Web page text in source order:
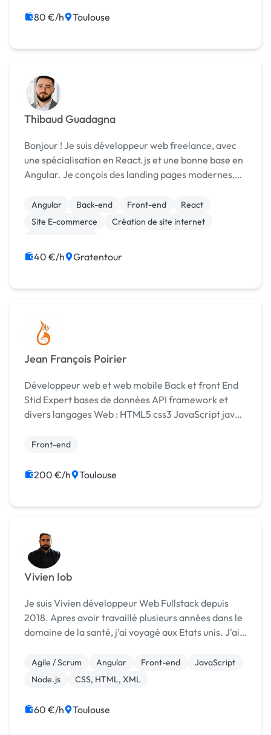
80 €/h Toulouse
Thibaud Guadagna
Bonjour ! Je suis développeur web freelance, avec
une spécialisation en React.js et une bonne base en
Angular. Je conçois des landing pages modernes,
interfaces web claires et rapides, même à parti...
Angular Back-end Front-end
React
Site E-commerce
Création de site internet
40 €/h Gratentour
Jean François Poirier
Développeur web et web mobile Back et front End
Stid Expert bases de données API framework et
divers langages Web : HTML5 css3 JavaScript java
etc.
Front-end
200 €/h Toulouse
Vivien Iob
Je suis Vivien développeur Web Fullstack depuis
2018. Apres avoir travaillé plusieurs années dans le
domaine de la santé, j'ai voyagé aux Etats unis. J'ai
canadienne le long des crêtes océaniques...
Agile / Scrum Angular Front-end
JavaScript
Node.js
CSS, HTML, XML
60 €/h Toulouse